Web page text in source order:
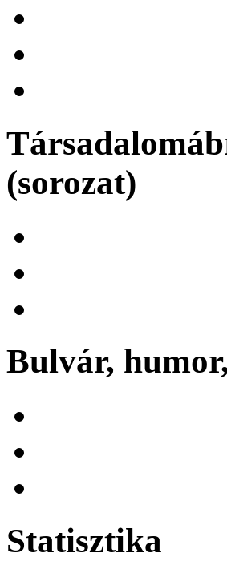
(sorozat)
Bulvár,
Statisztika